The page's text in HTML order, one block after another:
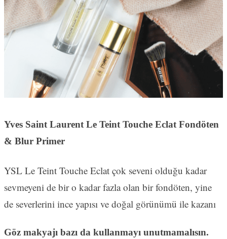
Yves Saint Laurent Le Teint Touche Eclat Fondöten
& Blur Primer
YSL Le Teint Touche Eclat çok seveni olduğu kadar
sevmeyeni de bir o kadar fazla olan bir fondöten, yine
de severlerini ince yapısı ve doğal görünümü ile kazanı
Göz makyajı bazı da kullanmayı unutmamalısın.